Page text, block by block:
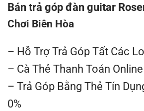
Bán trả góp đàn guitar
Chơi Biên Hòa
– Hỗ Trợ Trả Góp Tất Các
– Cà Thẻ Thanh Toán
– Trả Góp Bằng Thẻ Tín
0%